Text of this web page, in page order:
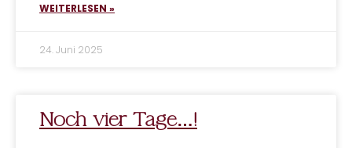
WEITERLESEN »
24. Juni 2025
Noch vier Tage…!